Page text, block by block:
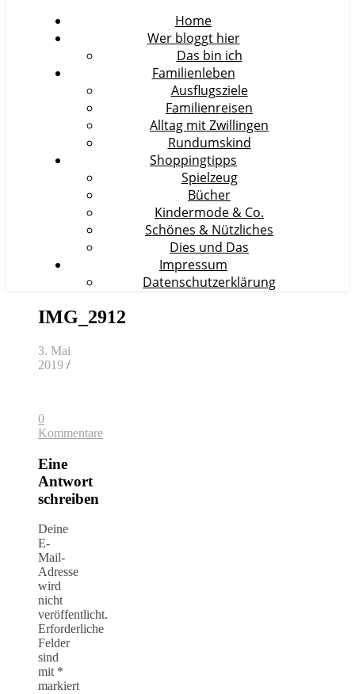
Home
Wer bloggt hier
Das bin ich
Familienleben
Ausflugsziele
Familienreisen
Alltag mit Zwillingen
Rundumskind
Shoppingtipps
Spielzeug
Bücher
Kindermode & Co.
Schönes & Nützliches
Dies und Das
Impressum
Datenschutzerklärung
IMG_2912
3. Mai
2019 /
0
Kommentare
Eine
Antwort
schreiben
Deine
E-
Mail-
Adresse
wird
nicht
veröffentlicht.
Erforderliche
Felder
sind
mit *
markiert